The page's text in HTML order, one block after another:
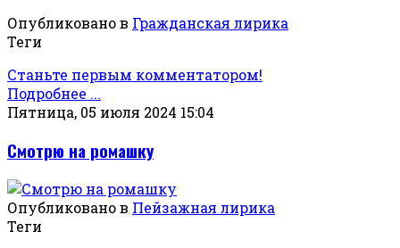
Опубликовано в Гражданская лирика
Теги
Станьте первым комментатором!
Подробнее ...
Пятница, 05 июля 2024 15:04
Смотрю на ромашку
Опубликовано в Пейзажная лирика
Теги